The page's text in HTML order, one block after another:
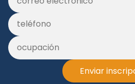
Enviar